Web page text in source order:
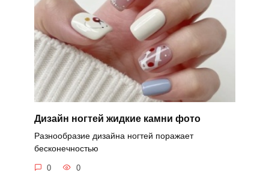
Дизайн ногтей жидкие камни фото
Разнообразие дизайна ногтей поражает
бесконечностью
0 0